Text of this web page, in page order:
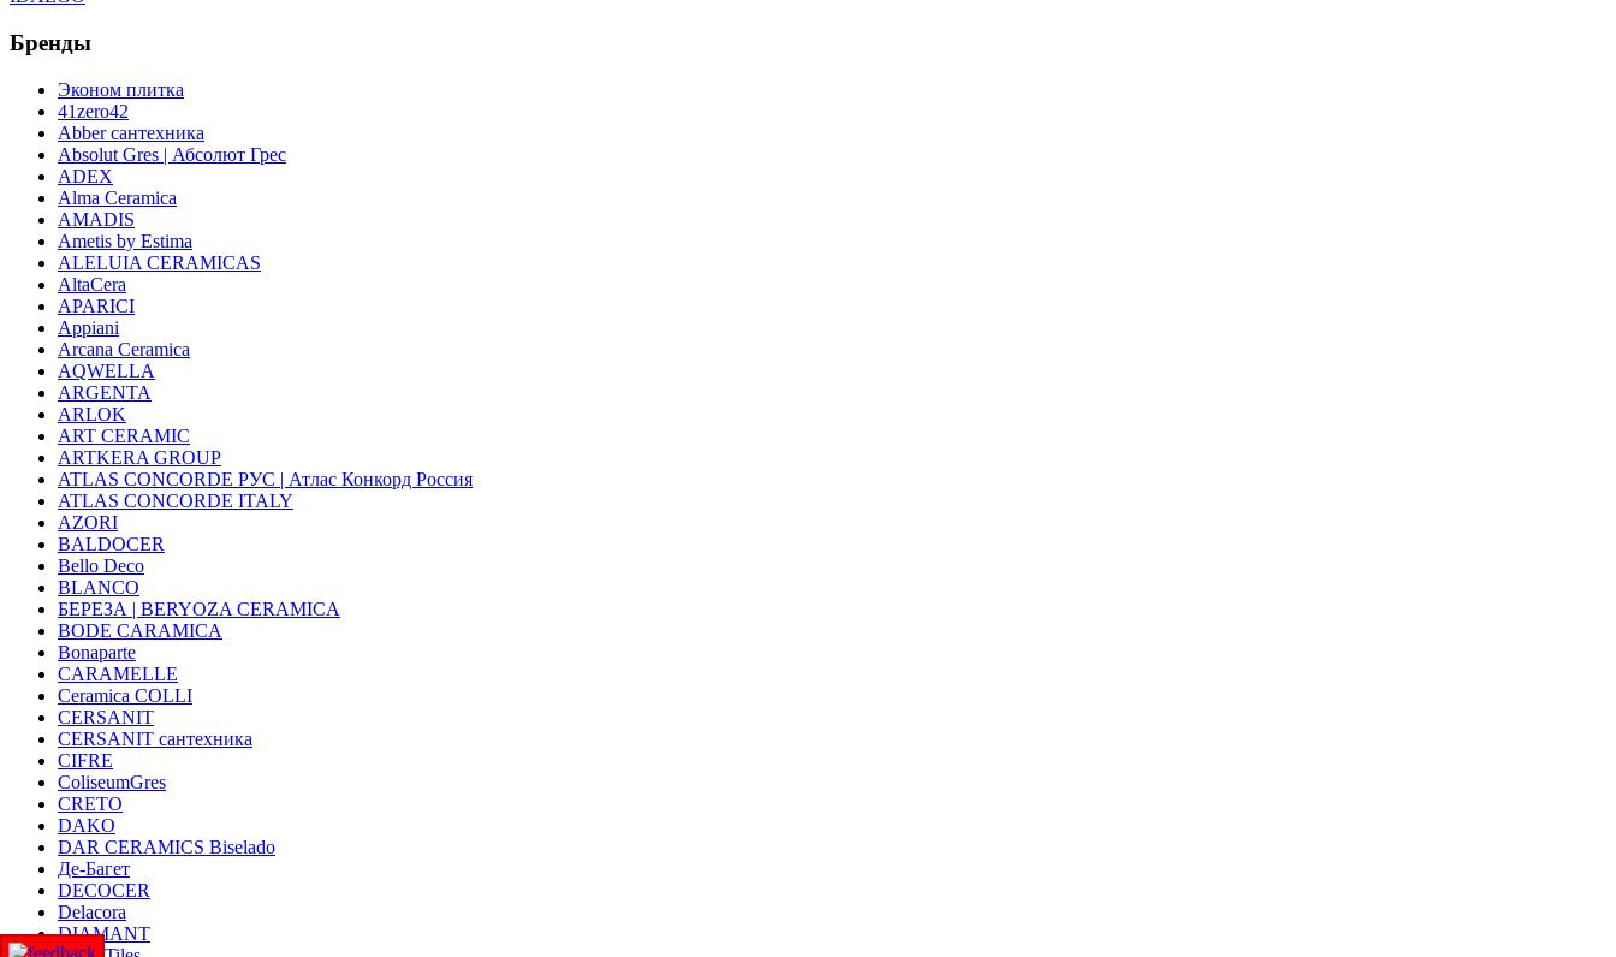
Бренды
Эконом плитка
41zero42
Abber сантехника
Absolut Gres | Абсолют Грес
ADEX
Alma Ceramica
AMADIS
Ametis by Estima
ALELUIA CERAMICAS
AltaCera
APARICI
Appiani
Arcana Ceramica
AQWELLA
ARGENTA
ARLOK
ART CERAMIC
ARTKERA GROUP
ATLAS CONCORDE РУС | Атлас Конкорд Россия
ATLAS CONCORDE ITALY
AZORI
BALDOCER
Bello Deco
BLANCO
БЕРЕЗА | BERYOZA CERAMICA
BODE CARAMICA
Bonaparte
CARAMELLE
Ceramica COLLI
CERSANIT
CERSANIT сантехника
CIFRE
ColiseumGres
CRETO
DAKO
DAR CERAMICS Biselado
Де-Багет
DECOCER
Delacora
DIAMANT